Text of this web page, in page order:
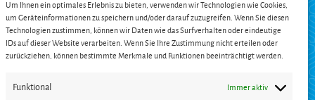
Um Ihnen ein optimales Erlebnis zu bieten, verwenden wir Technologien wie Cookies,
um Geräteinformationen zu speichern und/oder darauf zuzugreifen. Wenn Sie diesen
Technologien zustimmen, können wir Daten wie das Surfverhalten oder eindeutige
IDs auf dieser Website verarbeiten. Wenn Sie Ihre Zustimmung nicht erteilen oder
zurückziehen, können bestimmte Merkmale und Funktionen beeinträchtigt werden.
Funktional Immer aktiv